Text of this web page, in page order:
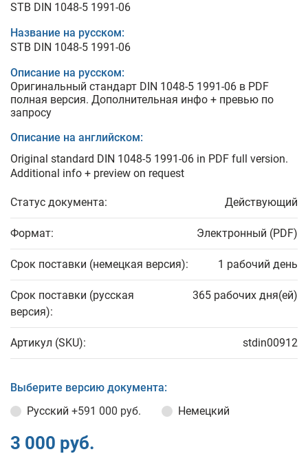
STB DIN 1048-5 1991-06
Название на русском:
STB DIN 1048-5 1991-06
Описание на русском:
Оригинальный стандарт DIN 1048-5 1991-06 в PDF
полная версия. Дополнительная инфо + превью по
запросу
Описание на английском:
Original standard DIN 1048-5 1991-06 in PDF full version.
Additional info + preview on request
Статус документа: Действующий
Формат: Электронный (PDF)
Срок поставки (немецкая версия): 1 рабочий день
Срок поставки (русская
версия):
365 рабочих дня(ей)
Артикул (SKU): stdin00912
Выберите версию документа:
Русский +591 000 руб. Немецкий
3 000 руб.